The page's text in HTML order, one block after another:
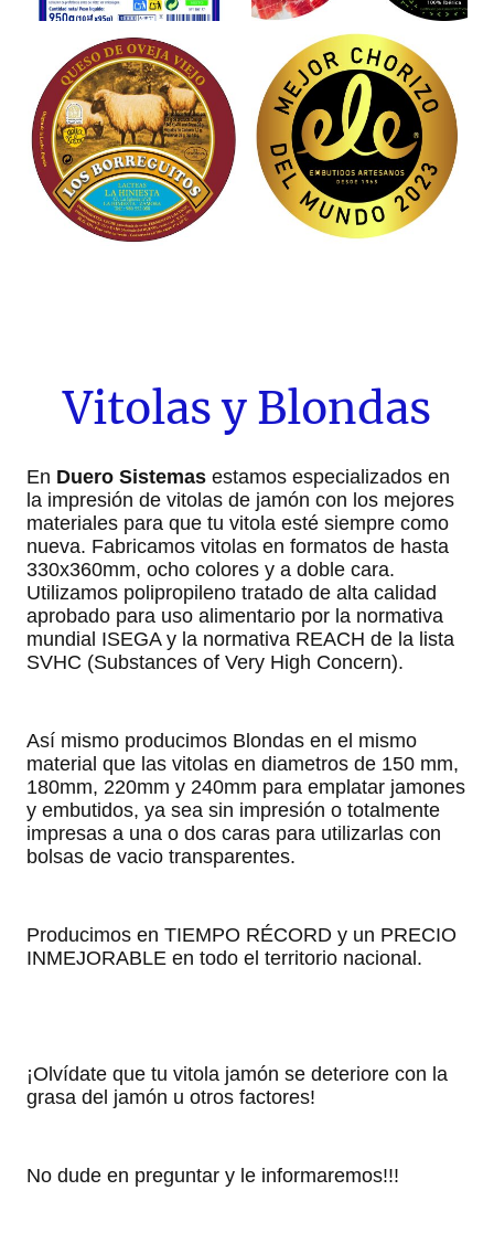
Vitolas y Blondas
En Duero Sistemas estamos especializados en
la impresión de vitolas de jamón con los mejores
materiales para que tu vitola esté siempre como
nueva. Fabricamos vitolas en formatos de hasta
330x360mm, ocho colores y a doble cara.
Utilizamos polipropileno tratado de alta calidad
aprobado para uso alimentario por la normativa
mundial ISEGA y la normativa REACH de la lista
SVHC (Substances of Very High Concern).
Así mismo producimos Blondas en el mismo
material que las vitolas en diametros de 150 mm,
180mm, 220mm y 240mm para emplatar jamones
y embutidos, ya sea sin impresión o totalmente
impresas a una o dos caras para utilizarlas con
bolsas de vacio transparentes.
Producimos en TIEMPO RÉCORD y un PRECIO
INMEJORABLE en todo el territorio nacional.
¡Olvídate que tu vitola jamón se deteriore con la
grasa del jamón u otros factores!
No dude en preguntar y le informaremos!!!